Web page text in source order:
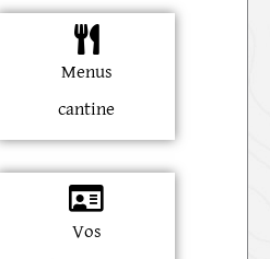
Menus
cantine
Vos